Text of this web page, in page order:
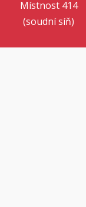
Místnost 414
(soudní síň)